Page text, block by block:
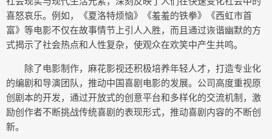
喜怒哀乐。例如，《夏洛特烦恼》《羞羞的铁拳》《西虹市首
富》等电影不仅在故事情节上引人入胜，而且通过诙谐幽默的方
式揭示了社会热点和人性复杂，使观众在欢笑中产生共鸣。
除了电影制作，麻花影视还积极培养年轻人才，打造专业化
的编剧和导演团队，推动中国喜剧电影的发展。公司高度重视原
创剧本的开发，通过开放式的创意平台和多样化的交流机制，激
励创作者不断挑战传统喜剧的表现形式，推动喜剧内容的不断创
新。